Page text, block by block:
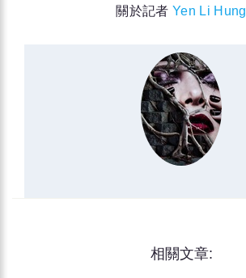
關於記者Yen Li Hung
相關文章: